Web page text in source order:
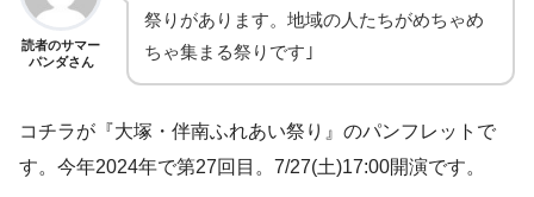
読者のサマー
パンダさん
祭りがあります。地域の人たちがめちゃめ
ちゃ集まる祭りです｣
コチラが『大塚・伴南ふれあい祭り』のパンフレットで
す。今年2024年で第27回目。7/27(土)17:00開演です。